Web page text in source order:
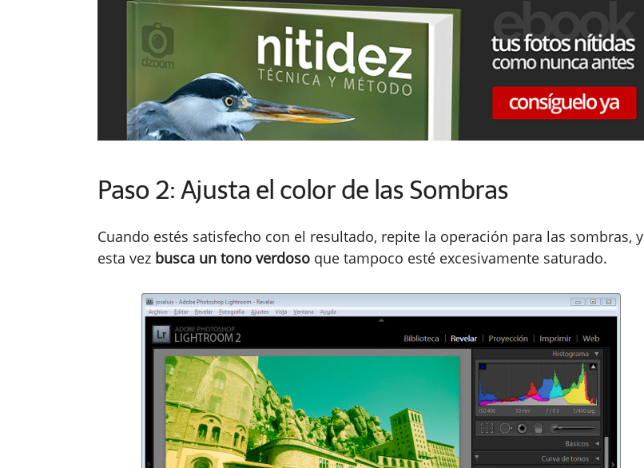
Paso 2: Ajusta el color de las Sombras
Cuando estés satisfecho con el resultado, repite la operación para las sombras, y
esta vez busca un tono verdoso que tampoco esté excesivamente saturado.